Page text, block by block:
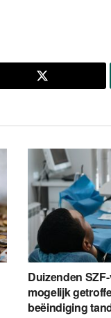
Duizenden
mogelijk
beëindiging